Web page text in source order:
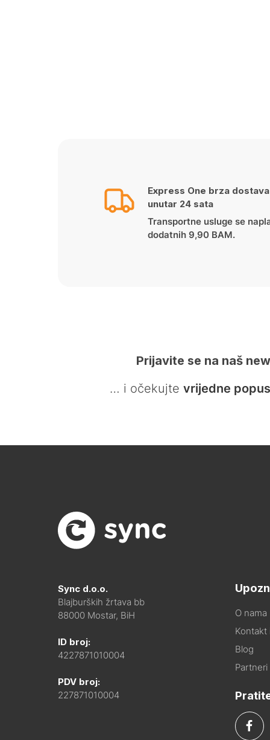
Express One brza dostava
unutar 24 sata
Transportne usluge se
dodatnih 9,90 BAM.
Prijavite se na naš
… i očekujte vrijedne
Sync d.o.o.
Blajburških žrtava bb
88000 Mostar, BiH
ID broj:
4227871010004
PDV broj:
227871010004
O nama
Kontakt
Blog
Partneri